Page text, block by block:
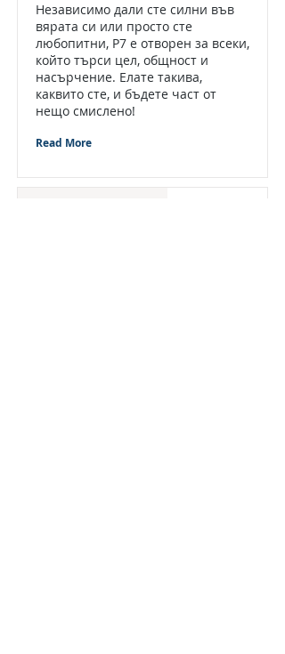
Независимо дали сте силни във
вярата си или просто сте
любопитни, P7 е отворен за всеки,
който търси цел, общност и
насърчение. Елате такива,
каквито сте, и бъдете част от
нещо смислено!
Read More